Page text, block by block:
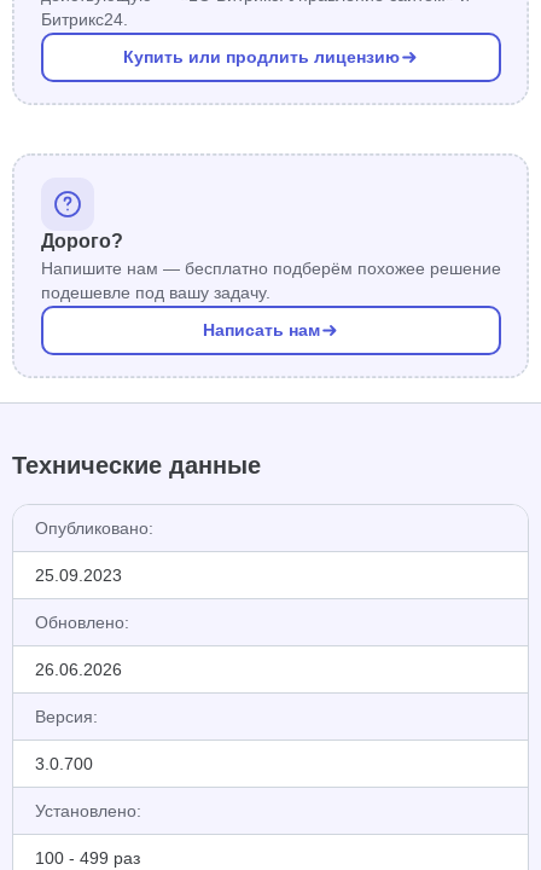
Битрикс24.
Купить или продлить лицензию
Дорого?
Напишите нам — бесплатно подберём похожее решение
подешевле под вашу задачу.
Написать нам
Технические данные
Опубликовано:
25.09.2023
Обновлено:
26.06.2026
Версия:
3.0.700
Установлено:
100 - 499 раз